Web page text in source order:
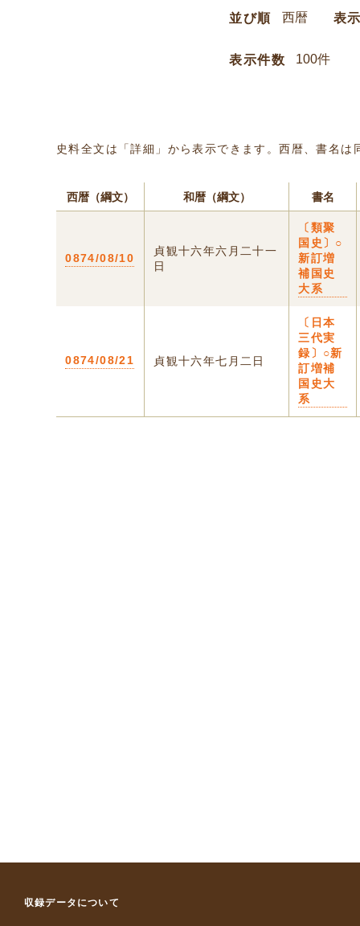
並び順 表
表示件数
史料全文は「詳細」から表示できます。西暦、書名
西暦（綱文） 和暦（綱文） 書名
0874/08/10
貞観十六年六月二十一
日
〔類聚
国史〕○
新訂増
補国史
大系
0874/08/21 貞観十六年七月二日
〔日本
三代実
録〕○新
訂増補
国史大
系
収録データについて